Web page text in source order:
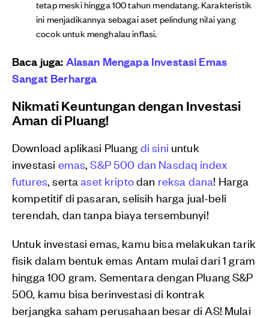
tetap meski hingga 100 tahun mendatang. Karakteristik
ini menjadikannya sebagai aset pelindung nilai yang
cocok untuk menghalau inflasi.
Baca juga:Alasan Mengapa Investasi Emas
Sangat Berharga
Nikmati Keuntungan dengan Investasi
Aman di Pluang!
Download aplikasi Pluang di sini untuk
investasi emas ,S&P 500 dan Nasdaq index
futures , sertaaset kriptodan reksa dana! Harga
kompetitif di pasaran, selisih harga jual-beli
terendah, dan tanpa biaya tersembunyi!
Untuk investasi emas, kamu bisa melakukan tarik
fisik dalam bentuk emas Antam mulai dari 1 gram
hingga 100 gram. Sementara dengan Pluang S&P
500, kamu bisa berinvestasi di kontrak
berjangka saham perusahaan besar di AS! Mulai